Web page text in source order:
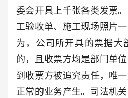
委会开具上千张各类发票
工验收单、施工现场照片
为，公司所开具的票据大
的，且收票方均是部门单
到收票方被追究责任，唯
正常的业务产生。司法机